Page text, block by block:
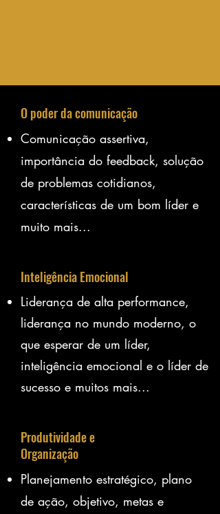
O poder da comunicação
Comunicação assertiva,
importância do feedback, solução
de problemas cotidianos,
características de um bom líder e
muito mais...
Inteligência Emocional
Liderança de alta performance,
liderança no mundo moderno, o
que esperar de um líder,
inteligência emocional e o líder de
sucesso e muitos mais...
Produtividade e
Organização
Planejamento estratégico, plano
de ação, objetivo, metas e